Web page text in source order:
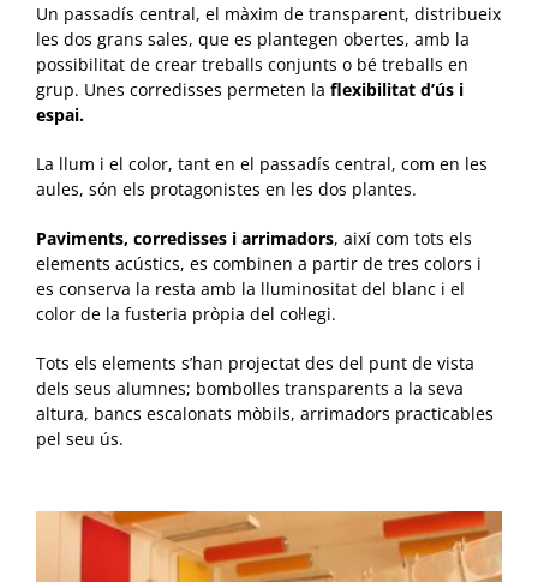
Un passadís central, el màxim de transparent, distribueix
les dos grans sales, que es plantegen obertes, amb la
possibilitat de crear treballs conjunts o bé treballs en
grup. Unes corredisses permeten la flexibilitat d’ús i
espai.
La llum i el color, tant en el passadís central, com en les
aules, són els protagonistes en les dos plantes.
Paviments, corredisses i arrimadors, així com tots els
elements acústics, es combinen a partir de tres colors i
es conserva la resta amb la lluminositat del blanc i el
color de la fusteria pròpia del col·legi.
Tots els elements s’han projectat des del punt de vista
dels seus alumnes; bombolles transparents a la seva
altura, bancs escalonats mòbils, arrimadors practicables
pel seu ús.